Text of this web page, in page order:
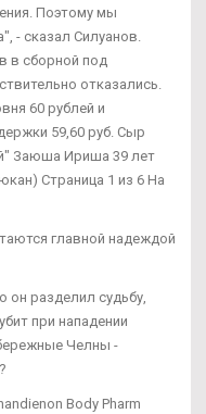
Поэтому мы
- сказал Силуанов.
в сборной под
отказались.
60 рублей и
59,60 руб. Сыр
Заюша Ириша 39 лет
Страница 1 из 6 На
главной надеждой
он разделил судьбу,
при нападении
Челны -
Body Pharm